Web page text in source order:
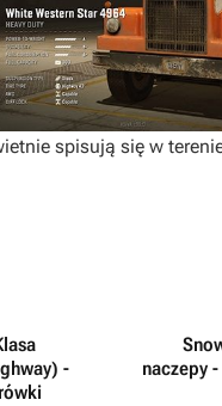
spisują się w
-
naczepy